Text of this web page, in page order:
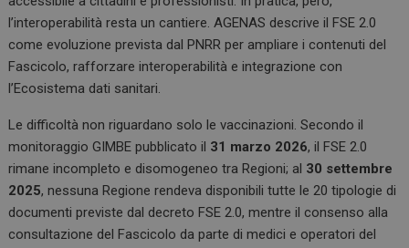
l’interoperabilità resta un cantiere. AGENAS descrive il FSE 2.0
come evoluzione prevista dal PNRR per ampliare i contenuti del
Fascicolo, rafforzare interoperabilità e integrazione con
l’Ecosistema dati sanitari.
Le difficoltà non riguardano solo le vaccinazioni. Secondo il
monitoraggio GIMBE pubblicato il 31 marzo 2026, il FSE 2.0
rimane incompleto e disomogeneo tra Regioni; al 30 settembre
2025, nessuna Regione rendeva disponibili tutte le 20 tipologie di
documenti previste dal decreto FSE 2.0, mentre il consenso alla
consultazione del Fascicolo da parte di medici e operatori del